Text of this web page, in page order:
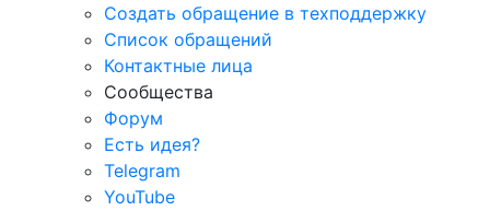
Создать обращение в техподдержку
Список обращений
Контактные лица
Сообщества
Форум
Есть идея?
Telegram
YouTube